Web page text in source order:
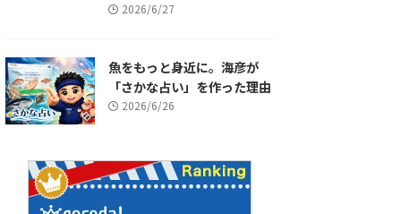
2026/6/27
魚をもっと身近に。海彦が
「さかな占い」を作った理由
2026/6/26